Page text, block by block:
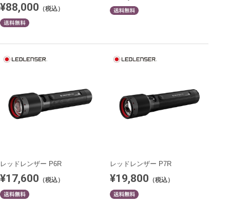
¥88,000 （税込）
レッドレンザー P6R
¥17,600 （税込）
レッドレンザー P7R
¥19,800 （税込）